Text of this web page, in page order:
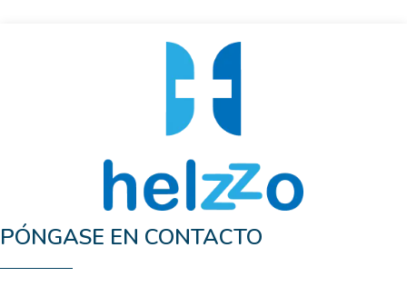
PÓNGASE EN CONTACTO